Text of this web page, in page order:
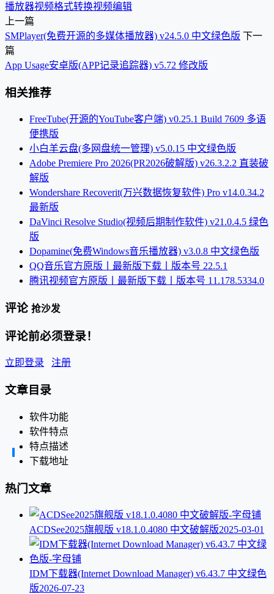
播放器视频格式转换视频编辑
上一篇
SMPlayer(免费开源的多媒体播放器) v24.5.0 中文绿色版 下一
篇
App Usage安卓版(APP记录追踪器) v5.72 修改版
相关推荐
FreeTube(开源的YouTube客户端) v0.25.1 Build 7609 多语
便携版
小白羊云盘(多网盘统一管理) v5.0.15 中文绿色版
Adobe Premiere Pro 2026(PR2026破解版) v26.3.2.2 直装破
解版
Wondershare Recoverit(万兴数据恢复软件) Pro v14.0.34.2
最新版
DaVinci Resolve Studio(视频后期制作软件) v21.0.4.5 绿色
版
Dopamine(免费Windows音乐播放器) v3.0.8 中文绿色版
QQ音乐官方原版丨最新版下载丨版本号 22.5.1
腾讯视频官方原版丨最新版下载丨版本号 11.178.5334.0
评论 抢沙发
评论前必须登录！
立即登录 注册
文章目录
软件功能
软件特点
特点描述
下载地址
热门文章
ACDSee2025旗舰版 v18.1.0.4080 中文破解版2025-03-01
IDM下载器(Internet Download Manager) v6.43.7 中文绿色
版2026-07-23